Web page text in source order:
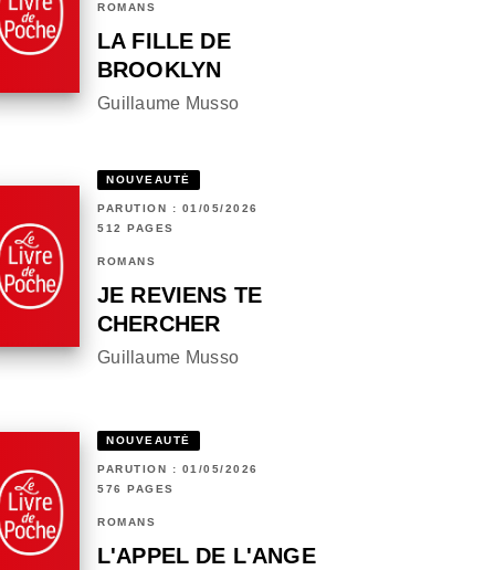
ROMANS
LA FILLE DE
BROOKLYN
Guillaume Musso
NOUVEAUTÉ
PARUTION : 01/05/2026
512 PAGES
ROMANS
JE REVIENS TE
CHERCHER
Guillaume Musso
NOUVEAUTÉ
PARUTION : 01/05/2026
576 PAGES
ROMANS
L'APPEL DE L'ANGE